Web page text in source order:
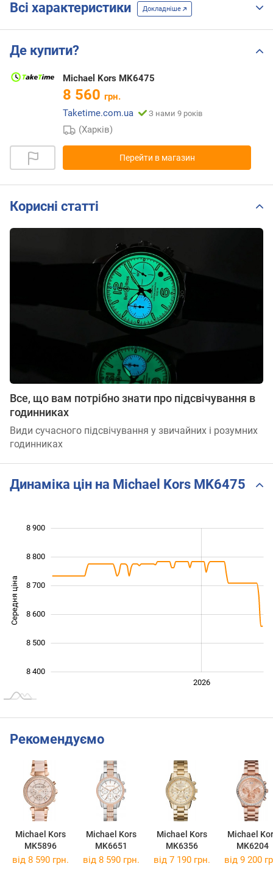
Всі характеристики Докладніше
Де купити?
Michael Kors MK6475
8 560 грн.
Taketime.com.ua
З нами 9 років
(Харків)
Перейти в магазин
Корисні статті
Все, що вам потрібно знати про підсвічування в
годинниках
Види сучасного підсвічування у звичайних і розумних
годинниках
Динаміка цін на Michael Kors MK6475
Середня ціна
8 400
8 500
8 600
8 700
8 800
8 900
2026
Рекомендуємо
Michael Kors
MK5896
Michael Kors
MK6651
Michael Kors
MK6356
Michael
MK6204
від 8 590 грн. від 8 590 грн. від 7 190 грн. від 9 200